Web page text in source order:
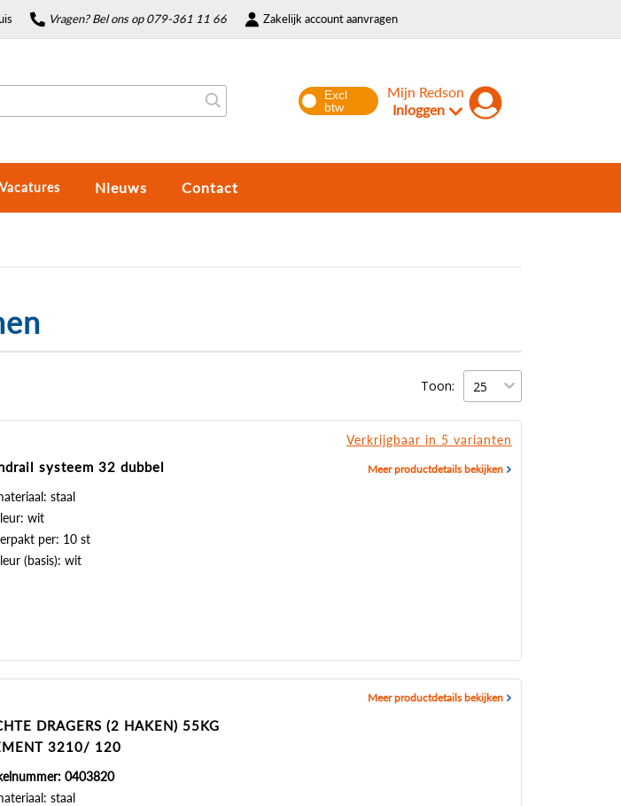
Vragen? Bel ons op 079-361 11 66 Zakelijk account aanvragen
Mijn Redson
Inloggen
Vacatures Nieuws Contact
Toon:
systeem 32 dubbel
staal
wit
per: 10 st
(basis): wit
Verkrijgbaar in 5 varianten
Meer productdetails bekijken
DRAGERS (2 HAKEN) 55KG
3210/ 120
0403820
staal
Meer productdetails bekijken